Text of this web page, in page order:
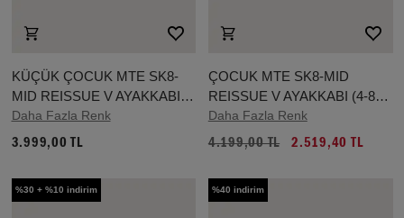
KÜÇÜK ÇOCUK MTE SK8-
MID REISSUE V AYAKKABI
(1-4 YAŞ)
Daha Fazla Renk
3.999,00 TL
ÇOCUK MTE SK8-MID
REISSUE V AYAKKABI (4-8
YAŞ)
Daha Fazla Renk
4.199,00 TL 2.519,40 TL
%30 + %10 indirim %40 indirim